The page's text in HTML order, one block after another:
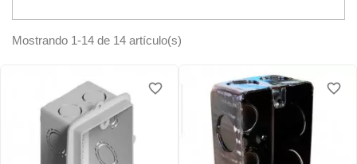
Mostrando 1-14 de 14 artículo(s)
favorite_border
favorite_border favorite_border
favorite_border